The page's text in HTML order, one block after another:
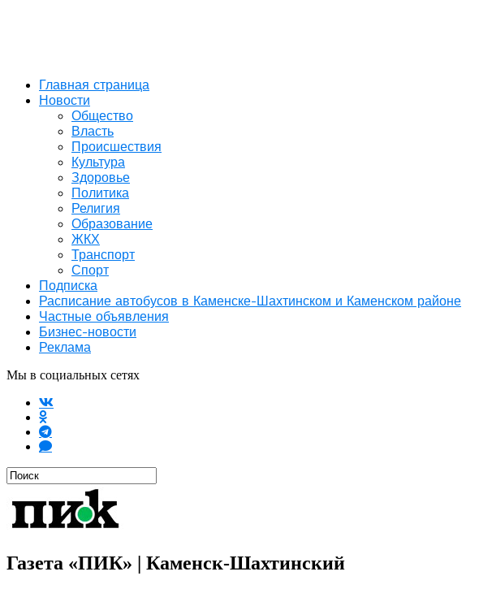
Главная страница
Новости
Общество
Власть
Происшествия
Культура
Здоровье
Политика
Религия
Образование
ЖКХ
Транспорт
Спорт
Подписка
Расписание автобусов в Каменске-Шахтинском и Каменском районе
Частные объявления
Бизнес-новости
Реклама
Мы в социальных сетях
Газета «ПИК» | Каменск-Шахтинский